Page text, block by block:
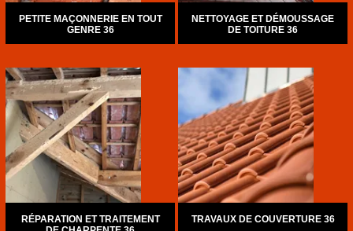
PETITE MAÇONNERIE EN TOUT
GENRE 36
NETTOYAGE ET DÉMOUSSAGE
DE TOITURE 36
RÉPARATION ET TRAITEMENT
TRAVAUX DE COUVERTURE 36